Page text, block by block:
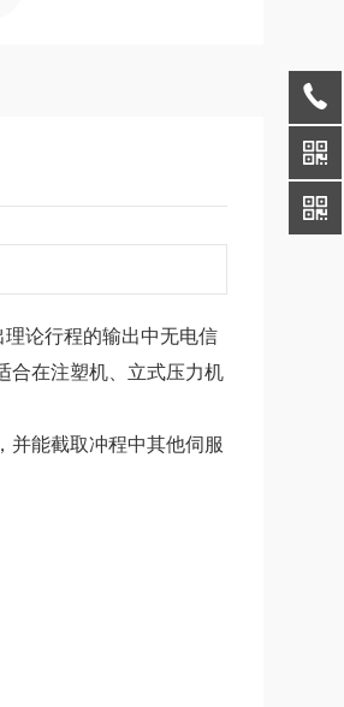
理论行程的输出中无电信
合在注塑机、立式压力机
并能截取冲程中其他伺服